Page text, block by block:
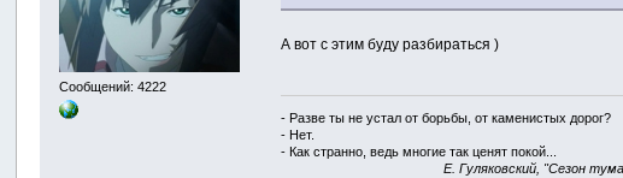
Сообщений: 4222
А вот с этим буду разбираться )
- Разве ты не устал от борьбы, от каменистых дорог?
- Нет.
- Как странно, ведь многие так ценят покой...
E. Гуляковский, "Сезон